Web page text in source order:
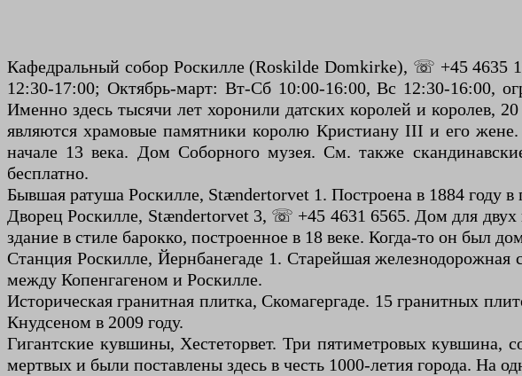
Кафедральный собор Роскилле (Roskilde Domkirke), ☏ +45 4635
12:30-17:00; Октябрь-март: Вт-Сб 10:00-16:00, Вс 12:30-16:00,
Именно здесь тысячи лет хоронили датских королей и королев,
являются храмовые памятники королю Кристиану III и его жене.
начале 13 века. Дом Соборного музея. См. также
бесплатно.
Бывшая ратуша Роскилле, Stændertorvet 1. Построена в 1884 году
Дворец Роскилле, Stændertorvet 3, ☏ +45 4631 6565. Дом для двух
здание в стиле барокко, построенное в 18 веке. Когда-то он был
Станция Роскилле, Йернбанегаде 1. Старейшая
между Копенгагеном и Роскилле.
Историческая гранитная плитка, Скомагергаде. 15 гранитных
Кнудсеном в 2009 году.
Гигантские кувшины, Хестеторвет. Три пятиметровых
мертвых и были поставлены здесь в честь 1000-летия города. На